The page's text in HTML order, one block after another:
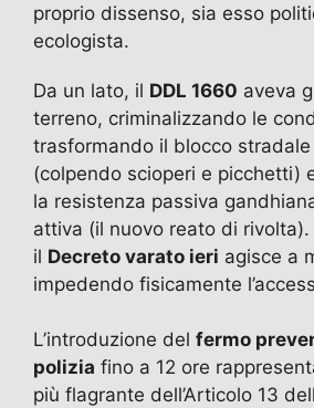
proprio dissenso, sia esso
ecologista.
Da un lato, il DDL 1660 aveva
terreno, criminalizzando le
trasformando il blocco
(colpendo scioperi e picchetti)
la resistenza passiva
attiva (il nuovo reato di rivolta).
il Decreto varato ieri agisce a
impedendo fisicamente
L’introduzione del fermo
polizia fino a 12 ore
più flagrante dell’Articolo 13